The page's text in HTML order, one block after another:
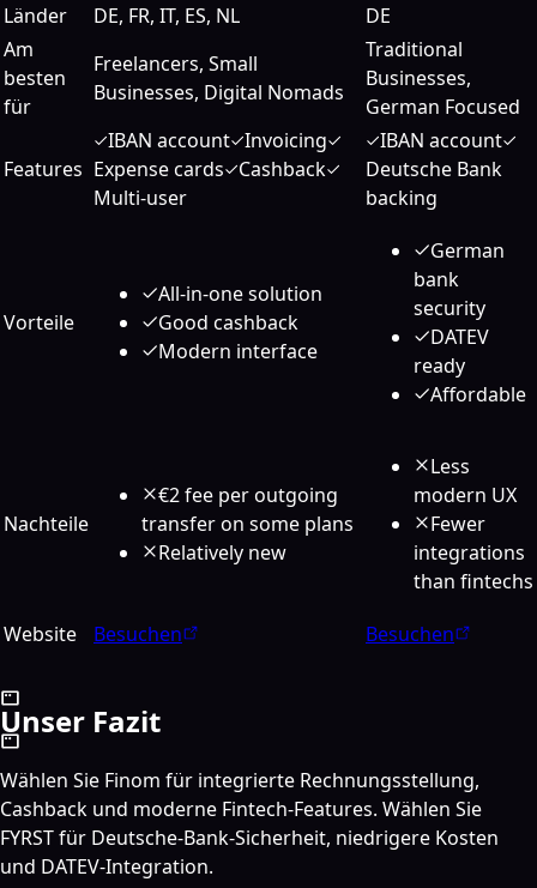
Länder
DE, FR, IT, ES, NL
DE
Am
besten
für
Freelancers, Small
Businesses, Digital Nomads
Traditional
Businesses,
German Focused
Features
IBAN account Invoicing
Expense cards
Cashback
Multi-user
IBAN account
Deutsche Bank
backing
Vorteile
All-in-one solution
Good cashback
Modern interface
German
bank
security
DATEV
ready
Affordable
Nachteile
€2 fee per outgoing
transfer on some plans
Relatively new
Less
modern UX
Fewer
integrations
than fintechs
Website
Besuchen Besuchen
Unser Fazit
Wählen Sie Finom für integrierte Rechnungsstellung,
Cashback und moderne Fintech-Features. Wählen Sie
FYRST für Deutsche-Bank-Sicherheit, niedrigere Kosten
und DATEV-Integration.